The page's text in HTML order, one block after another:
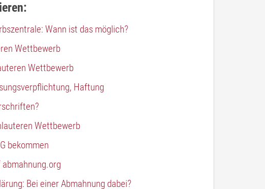
Wann ist das möglich?
Wettbewerb
Wettbewerb
Haftung
Wettbewerb
bekommen
Bei einer Abmahnung dabei?